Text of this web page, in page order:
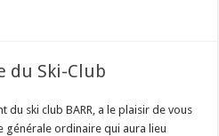
du Ski-Club
du ski club BARR, a le plaisir de vous
générale ordinaire qui aura lieu